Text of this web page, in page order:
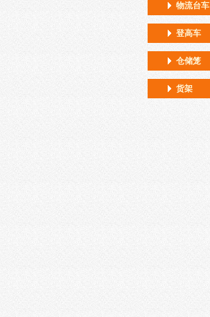
物流台车
登高车
仓储笼
货架